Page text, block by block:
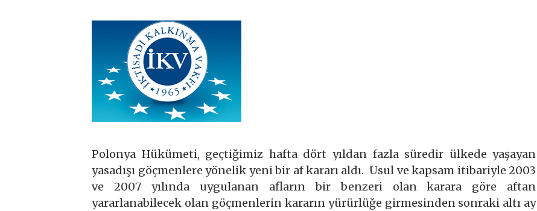
Polonya Hükümeti, geçtiğimiz hafta dört yıldan fazla süredir ülkede yaşayan
yasadışı göçmenlere yönelik yeni bir af kararı aldı. Usul ve kapsam itibariyle 2003
ve 2007 yılında uygulanan afların bir benzeri olan karara göre aftan
yararlanabilecek olan göçmenlerin kararın yürürlüğe girmesinden sonraki altı ay